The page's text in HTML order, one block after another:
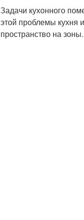
Задачи кухонного
этой проблемы кухня
пространство на